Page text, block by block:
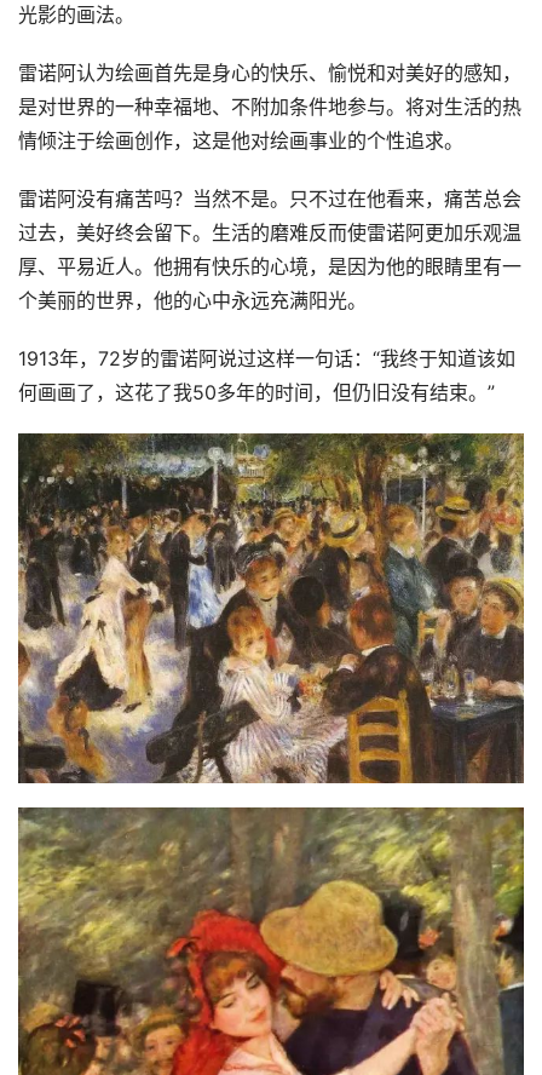
光影的画法。
雷诺阿认为绘画首先是身心的快乐、愉悦和对美好的感知，
是对世界的一种幸福地、不附加条件地参与。将对生活的热
情倾注于绘画创作，这是他对绘画事业的个性追求。
雷诺阿没有痛苦吗？当然不是。只不过在他看来，痛苦总会
过去，美好终会留下。生活的磨难反而使雷诺阿更加乐观温
厚、平易近人。他拥有快乐的心境，是因为他的眼睛里有一
个美丽的世界，他的心中永远充满阳光。
1913年，72岁的雷诺阿说过这样一句话：“我终于知道该如
何画画了，这花了我50多年的时间，但仍旧没有结束。”